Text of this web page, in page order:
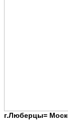
г.Люберцы=